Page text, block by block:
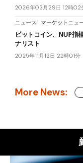
2026年03月29日 12時02
ニュース マーケットニュ
ビットコイン、NUP指
ナリスト
2025年11月12日 22時01分
More News: